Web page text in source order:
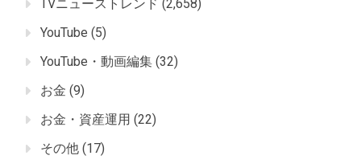
TVニューストレンド (2,658)
YouTube (5)
YouTube・動画編集 (32)
お金 (9)
お金・資産運用 (22)
その他 (17)